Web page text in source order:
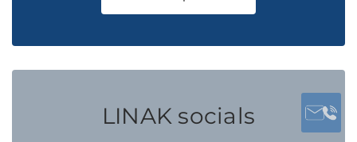
LINAK socials